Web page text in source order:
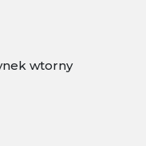
wtorny